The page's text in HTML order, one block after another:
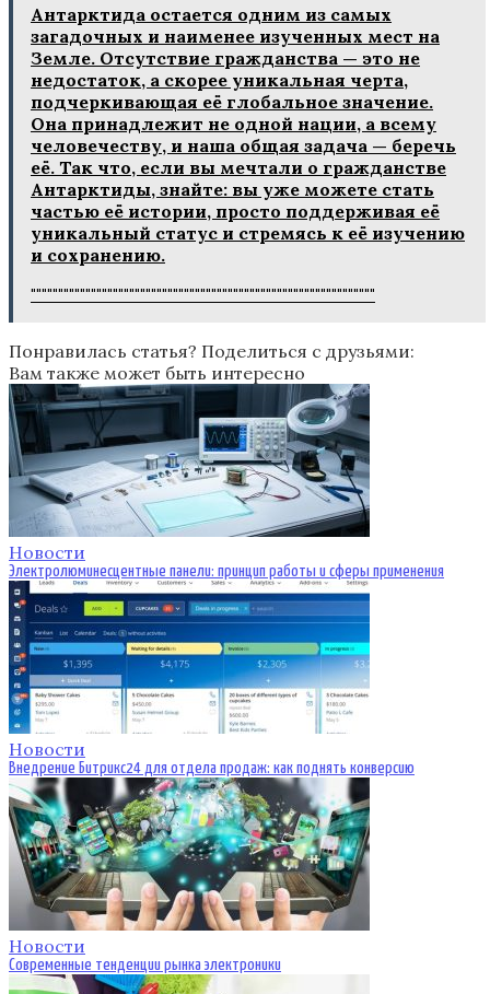
Антарктида остается одним из самых
загадочных и наименее изученных мест на
Земле. Отсутствие гражданства — это не
недостаток, а скорее уникальная черта,
подчеркивающая её глобальное значение.
Она принадлежит не одной нации, а всему
человечеству, и наша общая задача — беречь
её. Так что, если вы мечтали о гражданстве
Антарктиды, знайте: вы уже можете стать
частью её истории, просто поддерживая её
уникальный статус и стремясь к её изучению
и сохранению.
"""""""""""""""""""""""""""""""""""""""""""""""""""""""""""""""
Понравилась статья? Поделиться с друзьями:
Вам также может быть интересно
Новости
Электролюминесцентные панели: принцип работы и сферы применения
Новости
Внедрение Битрикс24 для отдела продаж: как поднять конверсию
Новости
Современные тенденции рынка электроники